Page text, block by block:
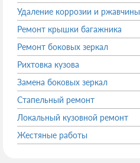
Удаление коррозии и ржавчины
Ремонт крышки багажника
Ремонт боковых зеркал
Рихтовка кузова
Замена боковых зеркал
Стапельный ремонт
Локальный кузовной ремонт
Жестяные работы